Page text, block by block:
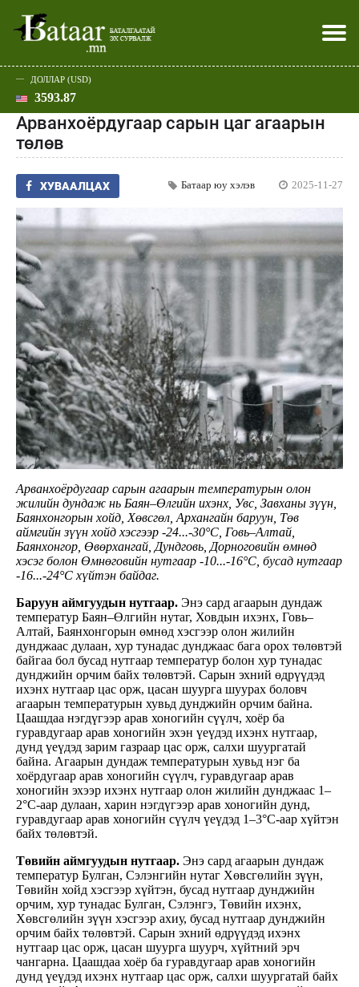
Эхлэл
Улс төр
Нийгэм
Эдийн засаг
Дэлхий
Спорт
Шар
Батаар юу хэлэв
Хэвлэл мэдээллээр
ДОЛЛАР (USD)
3593.87
Арванхоёрдугаар сарын цаг агаарын
төлөв
ХУВААЛЦАХ Батаар юу хэлэв 2025-11-27
Арванхоёрдугаар сарын агаарын температурын олон
жилийн дундаж нь Баян–Өлгийн ихэнх, Увс, Завханы зүүн,
Баянхонгорын хойд, Хөвсгөл, Архангайн баруун, Төв
аймгийн зүүн хойд хэсгээр -24...-30°C, Говь–Алтай,
Баянхонгор, Өвөрхангай, Дундговь, Дорноговийн өмнөд
хэсэг болон Өмнөговийн нутгаар -10...-16°C, бусад нутгаар
-16...-24°C хүйтэн байдаг.
Баруун аймгуудын нутгаар. Энэ сард агаарын дундаж
температур Баян–Өлгийн нутаг, Ховдын ихэнх, Говь–
Алтай, Баянхонгорын өмнөд хэсгээр олон жилийн
дунджаас дулаан, хур тунадас дунджаас бага орох төлөвтэй
байгаа бол бусад нутгаар температур болон хур тунадас
дунджийн орчим байх төлөвтэй. Сарын эхний өдрүүдэд
ихэнх нутгаар цас орж, цасан шуурга шуурах боловч
агаарын температурын хувьд дунджийн орчим байна.
Цаашдаа нэгдүгээр арав хоногийн сүүлч, хоёр ба
гуравдугаар арав хоногийн эхэн үеүдэд ихэнх нутгаар,
дунд үеүдэд зарим газраар цас орж, салхи шуургатай
байна. Агаарын дундаж температурын хувьд нэг ба
хоёрдугаар арав хоногийн сүүлч, гуравдугаар арав
хоногийн эхээр ихэнх нутгаар олон жилийн дунджаас 1–
2°С-аар дулаан, харин нэгдүгээр арав хоногийн дунд,
гуравдугаар арав хоногийн сүүлч үеүдэд 1–3°С-аар хүйтэн
байх төлөвтэй.
Төвийн аймгуудын нутгаар. Энэ сард агаарын дундаж
температур Булган, Сэлэнгийн нутаг Хөвсгөлийн зүүн,
Төвийн хойд хэсгээр хүйтэн, бусад нутгаар дунджийн
орчим, хур тунадас Булган, Сэлэнгэ, Төвийн ихэнх,
Хөвсгөлийн зүүн хэсгээр ахиу, бусад нутгаар дунджийн
орчим байх төлөвтэй. Сарын эхний өдрүүдэд ихэнх
нутгаар цас орж, цасан шуурга шуурч, хүйтний эрч
чангарна. Цаашдаа хоёр ба гуравдугаар арав хоногийн
дунд үеүдэд ихэнх нутгаар цас орж, салхи шуургатай байх